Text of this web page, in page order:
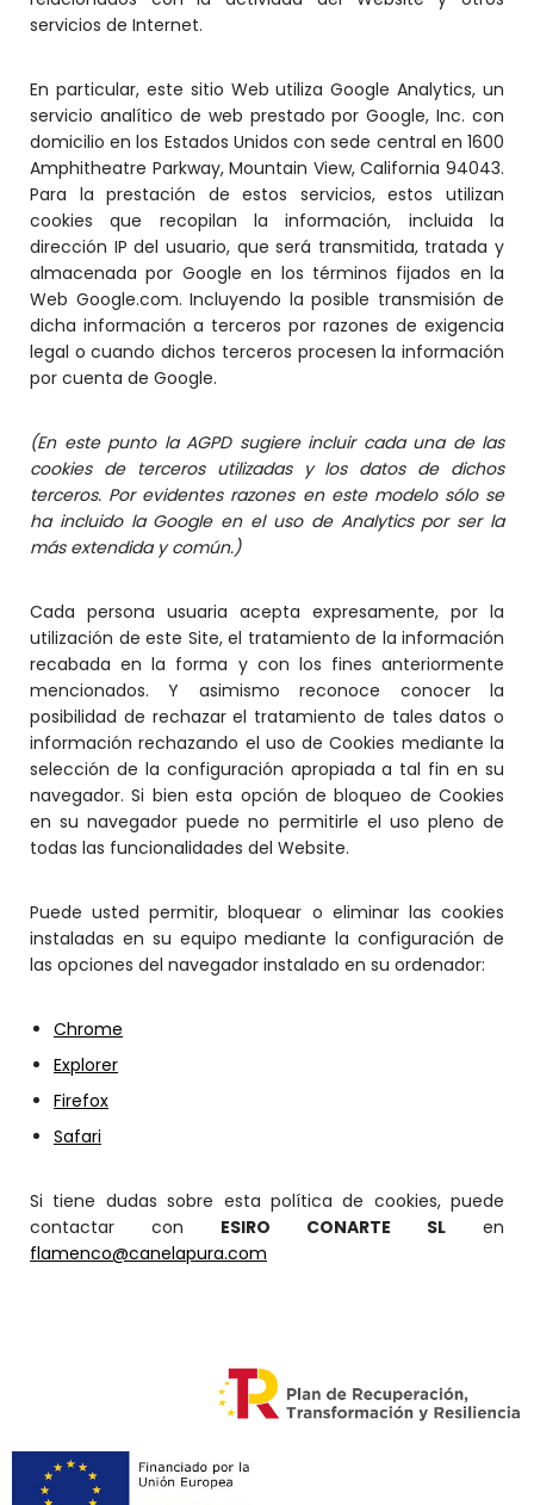
servicios de Internet.
En particular, este sitio Web utiliza Google Analytics, un
servicio analítico de web prestado por Google, Inc. con
domicilio en los Estados Unidos con sede central en 1600
Amphitheatre Parkway, Mountain View, California 94043.
Para la prestación de estos servicios, estos utilizan
cookies que recopilan la información, incluida la
dirección IP del usuario, que será transmitida, tratada y
almacenada por Google en los términos fijados en la
Web Google.com. Incluyendo la posible transmisión de
dicha información a terceros por razones de exigencia
legal o cuando dichos terceros procesen la información
por cuenta de Google.
(En este punto la AGPD sugiere incluir cada una de las
cookies de terceros utilizadas y los datos de dichos
terceros. Por evidentes razones en este modelo sólo se
ha incluido la Google en el uso de Analytics por ser la
más extendida y común.)
Cada persona usuaria acepta expresamente, por la
utilización de este Site, el tratamiento de la información
recabada en la forma y con los fines anteriormente
mencionados. Y asimismo reconoce conocer la
posibilidad de rechazar el tratamiento de tales datos o
información rechazando el uso de Cookies mediante la
selección de la configuración apropiada a tal fin en su
navegador. Si bien esta opción de bloqueo de Cookies
en su navegador puede no permitirle el uso pleno de
todas las funcionalidades del Website.
Puede usted permitir, bloquear o eliminar las cookies
instaladas en su equipo mediante la configuración de
las opciones del navegador instalado en su ordenador:
Chrome
Explorer
Firefox
Safari
Si tiene dudas sobre esta política de cookies, puede
contactar con ESIRO CONARTE SL en
flamenco@canelapura.com